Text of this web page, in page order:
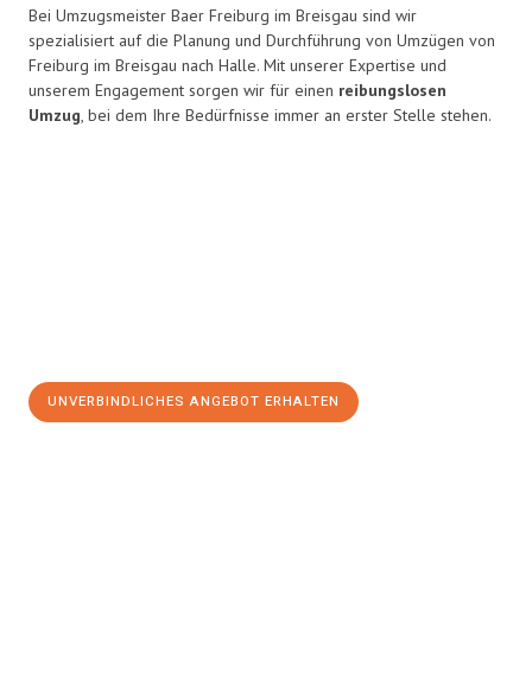
Bei Umzugsmeister Baer Freiburg im Breisgau sind wir
spezialisiert auf die Planung und Durchführung von Umzügen von
Freiburg im Breisgau nach Halle. Mit unserer Expertise und
unserem Engagement sorgen wir für einen reibungslosen
Umzug, bei dem Ihre Bedürfnisse immer an erster Stelle stehen.
UNVERBINDLICHES ANGEBOT ERHALTEN